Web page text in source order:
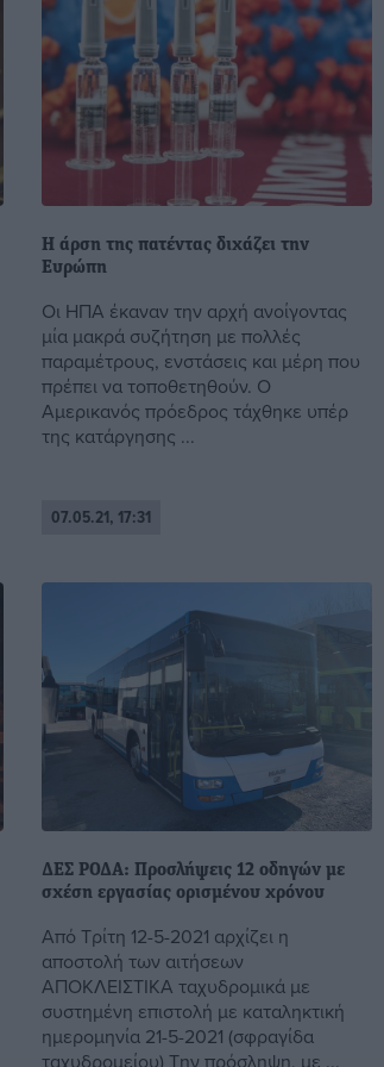
Η άρση της πατέντας διχάζει την
Ευρώπη
Οι ΗΠΑ έκαναν την αρχή ανοίγοντας
μία μακρά συζήτηση με πολλές
παραμέτρους, ενστάσεις και μέρη που
πρέπει να τοποθετηθούν. Ο
Αμερικανός πρόεδρος τάχθηκε υπέρ
της κατάργησης ...
07.05.21, 17:31
ΔΕΣ ΡΟΔΑ: Προσλήψεις 12 οδηγών με
σχέση εργασίας ορισμένου χρόνου
Από Τρίτη 12-5-2021 αρχίζει η
αποστολή των αιτήσεων
ΑΠΟΚΛΕΙΣΤΙΚΑ ταχυδρομικά με
συστημένη επιστολή με καταληκτική
ημερομηνία 21-5-2021 (σφραγίδα
ταχυδρομείου) Την πρόσληψη, με ...